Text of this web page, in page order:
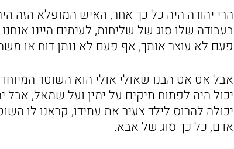
הרי יהודה היה כל כך אחר, האיש המופלא הזה
בעבודה שלו סוג של שליחות, לעיתים היינו
פעם לא עוצר אותך, אף פעם לא נותן דוח או
אבל אט אט הבנו שאולי אולי הוא השוטר
יכול היה לפתוח תיקים על ימין ועל שמאל,
יכולה להרוס לילד צעיר את עתידו, קראנו לו
אדם, כל כך סוג של אבא.